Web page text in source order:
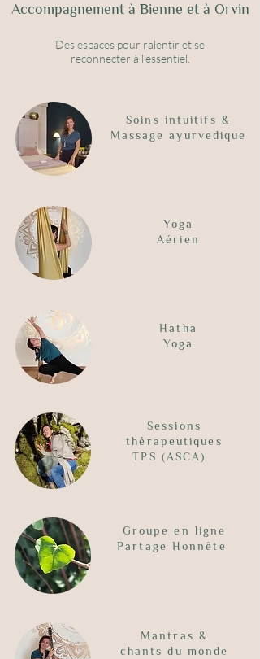
Accompagnement à Bienne et à Orvin
Des espaces pour ralentir et se
reconnecter à l’essentiel.
Soins intuitifs &
Massage ayurvedique
Yoga
Aérien
Hatha
Yoga
Sessions
thérapeutiques
TPS (ASCA)
Groupe en ligne
Partage Honnête
Mantras &
chants du monde